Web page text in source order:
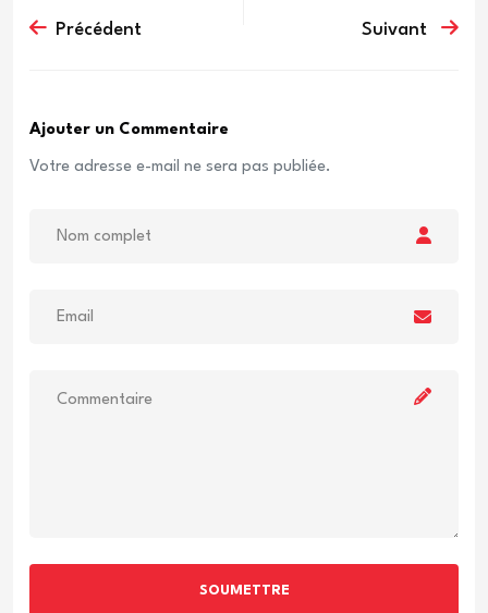
Précédent Suivant
Ajouter un Commentaire
Votre adresse e-mail ne sera pas publiée.
SOUMETTRE